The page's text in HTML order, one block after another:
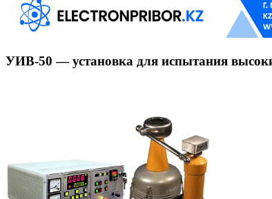
УИВ-50 — установка для испытания